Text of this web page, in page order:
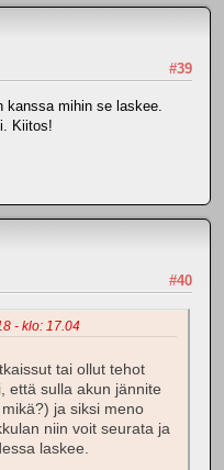
#39
mihin se laskee.
Kiitos!
#40
- klo: 17.04
tai ollut tehot
että sulla akun jännite
ja siksi meno
niin voit seurata ja
laskee.